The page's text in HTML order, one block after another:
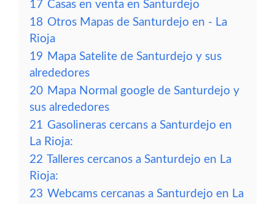
17 Casas en venta en Santurdejo
18 Otros Mapas de Santurdejo en - La
Rioja
19 Mapa Satelite de Santurdejo y sus
alrededores
20 Mapa Normal google de Santurdejo y
sus alrededores
21 Gasolineras cercans a Santurdejo en
La Rioja:
22 Talleres cercanos a Santurdejo en La
Rioja:
23 Webcams cercanas a Santurdejo en La